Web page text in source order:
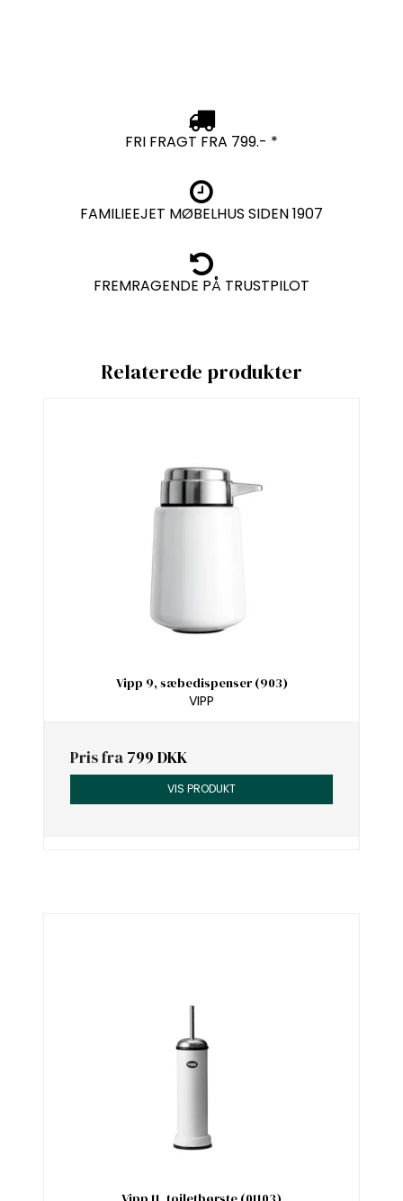
FRI FRAGT FRA 799.- *
FAMILIEEJET MØBELHUS SIDEN 1907
FREMRAGENDE PÅ TRUSTPILOT
Relaterede produkter
Vipp 9, sæbedispenser (903)
VIPP
Pris fra 799 DKK
VIS PRODUKT